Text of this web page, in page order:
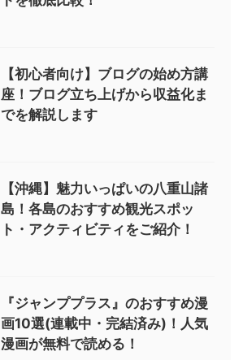
【初心者向け】ブログの始め方講
座！ブログ立ち上げから収益化ま
でを解説します
【沖縄】魅力いっぱいの八重山諸
島！各島のおすすめ観光スポッ
ト・アクティビティをご紹介！
『ジャンププラス』のおすすめ漫
画10選(連載中・完結済み)！人気
漫画が無料で読める！